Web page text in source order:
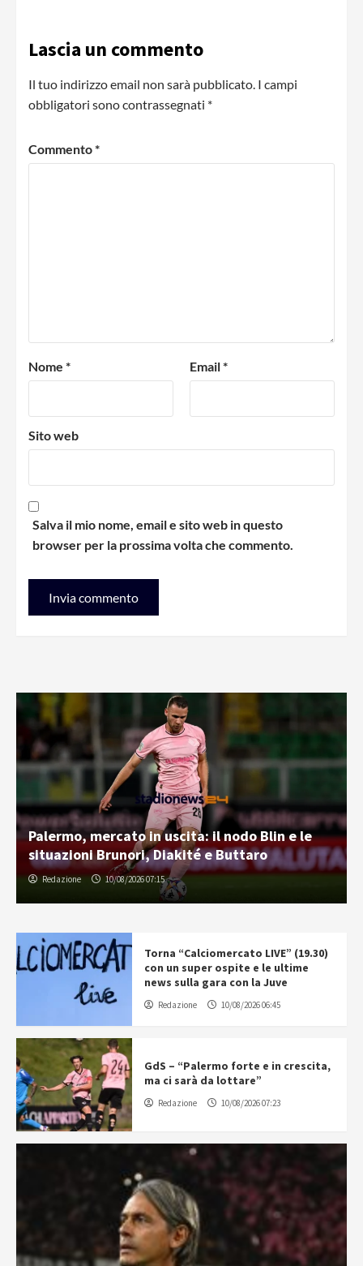
Lascia un commento
Il tuo indirizzo email non sarà pubblicato. I campi
obbligatori sono contrassegnati *
Commento*
Nome * Email*
Sito web
Salva il mio nome, email e sito web in questo
browser per la prossima volta che commento.
Palermo, mercato in uscita: il nodo Blin e le
situazioni Brunori, Diakité e Buttaro
Redazione 10/08/2026 07:15
Torna “Calciomercato LIVE” (19.30)
con un super ospite e le ultime
news sulla gara con la Juve
Redazione 10/08/2026 06:45
GdS – “Palermo forte e in crescita,
ma ci sarà da lottare”
Redazione 10/08/2026 07:23